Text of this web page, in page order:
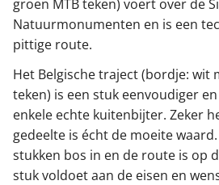
groen MTB teken) voert over de
Natuurmonumenten en is een
pittige route.
Het Belgische traject (bordje: wit
teken) is een stuk eenvoudiger
enkele echte kuitenbijter. Zeker
gedeelte is écht de moeite
stukken bos in en de route is op
stuk voldoet aan de eisen en